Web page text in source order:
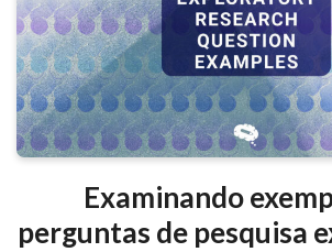
Examinando
perguntas de pesquisa